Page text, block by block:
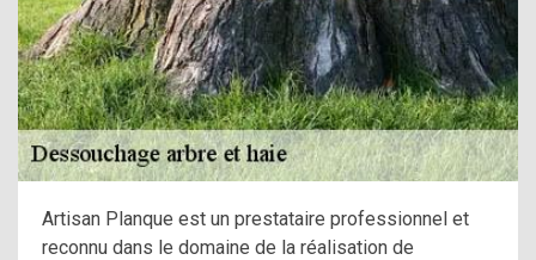
Artisan Planque est un prestataire professionnel et
reconnu dans le domaine de la réalisation de